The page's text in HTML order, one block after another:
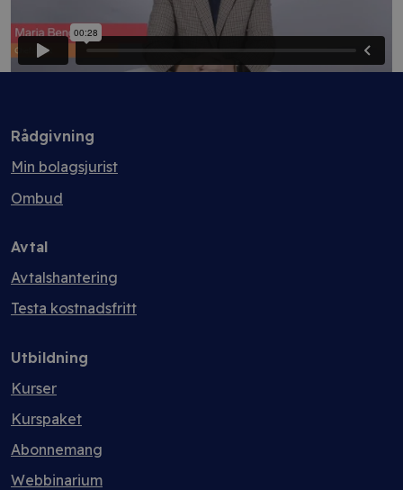
Rådgivning
Min bolagsjurist
Ombud
Avtal
Avtalshantering
Testa kostnadsfritt
Utbildning
Kurser
Kurspaket
Abonnemang
Webbinarium